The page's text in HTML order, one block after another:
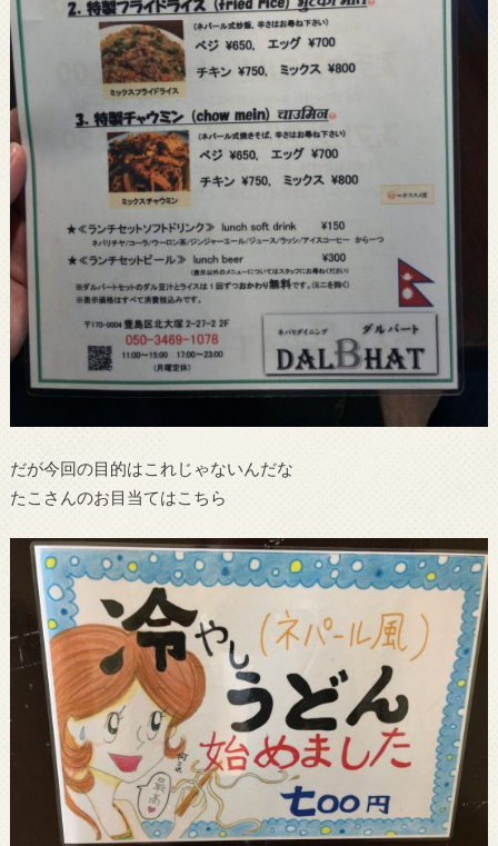
だが今回の目的はこれじゃないんだな
たこさんのお目当てはこちら